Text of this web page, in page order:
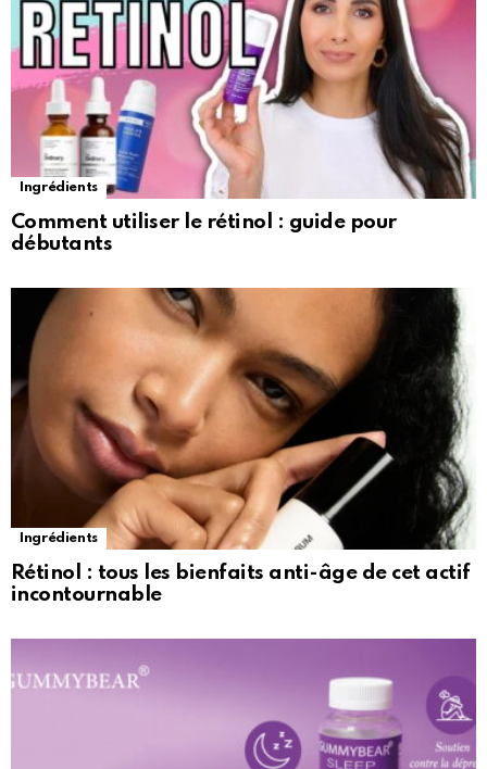
Ingrédients
Comment utiliser le rétinol : guide pour
débutants
Ingrédients
Rétinol : tous les bienfaits anti-âge de cet actif
incontournable